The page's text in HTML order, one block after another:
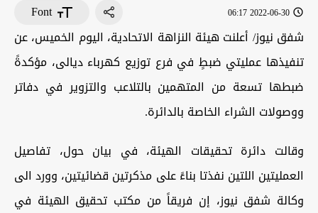
2022-06-30 06:17
Font
شفق نيوز/ أعلنت هيئة النزاهة الاتحادية، اليوم الخميس، عن
تنفيذها عمليتي ضبطٍ في فرع توزيع كهرباء ديالى، مؤكدةً
ضبطها تسعة من المتهمين بالتلاعب والتزوير في دفاتر
ووصولات الشراء الخاصة بالدائرة.
وقالت دائرة تحقيقات الهيئة، في بيان حول، تفاصيل
العمليتين اللتين نفذتا بناءً على مذكرتين قضائيتين، وورد الى
وكالة شفق نيوز، إن فريقاً من مكتب تحقيق الهيئة في